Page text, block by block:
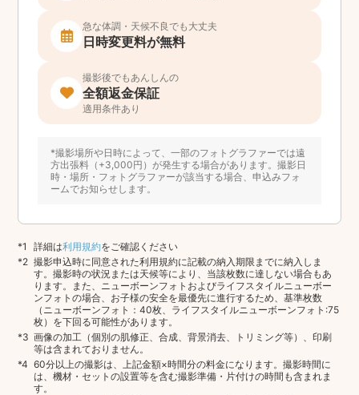
急な体調・天候不良でも大丈夫
日時変更料が無料
撮影後でもあんしんの
全額返金保証
適用条件あり
*撮影場所や日時によって、一部のフォトグラファーでは遠
方出張料（+3,000円）が発生する場合があります。撮影日
時・場所・フォトグラファーが該当する場合、申込みフォ
ームでお知らせします。
詳細は利用規約をご確認ください
撮影申込時に同意された利用規約に記載の納入期限までに納入しま
す。撮影時の状況または天候等により、当該枚数に達しない場合もあ
ります。また、ニューボーンフォトおよびライフスタイルニューボー
ンフォトの場合、お子様の安全を最優先に進行するため、基準枚数
（ニューボーンフォト：40枚、ライフスタイルニューボーンフォト:75
枚）を下回る可能性があります。
画像の加工（個別の肌修正、合成、背景消去、トリミング等）、印刷
等は含まれておりません。
60分以上の撮影は、上記金額×時間分の料金になります。撮影時間に
は、機材・セットの設置等を含む撮影準備・片付けの時間も含まれま
す。